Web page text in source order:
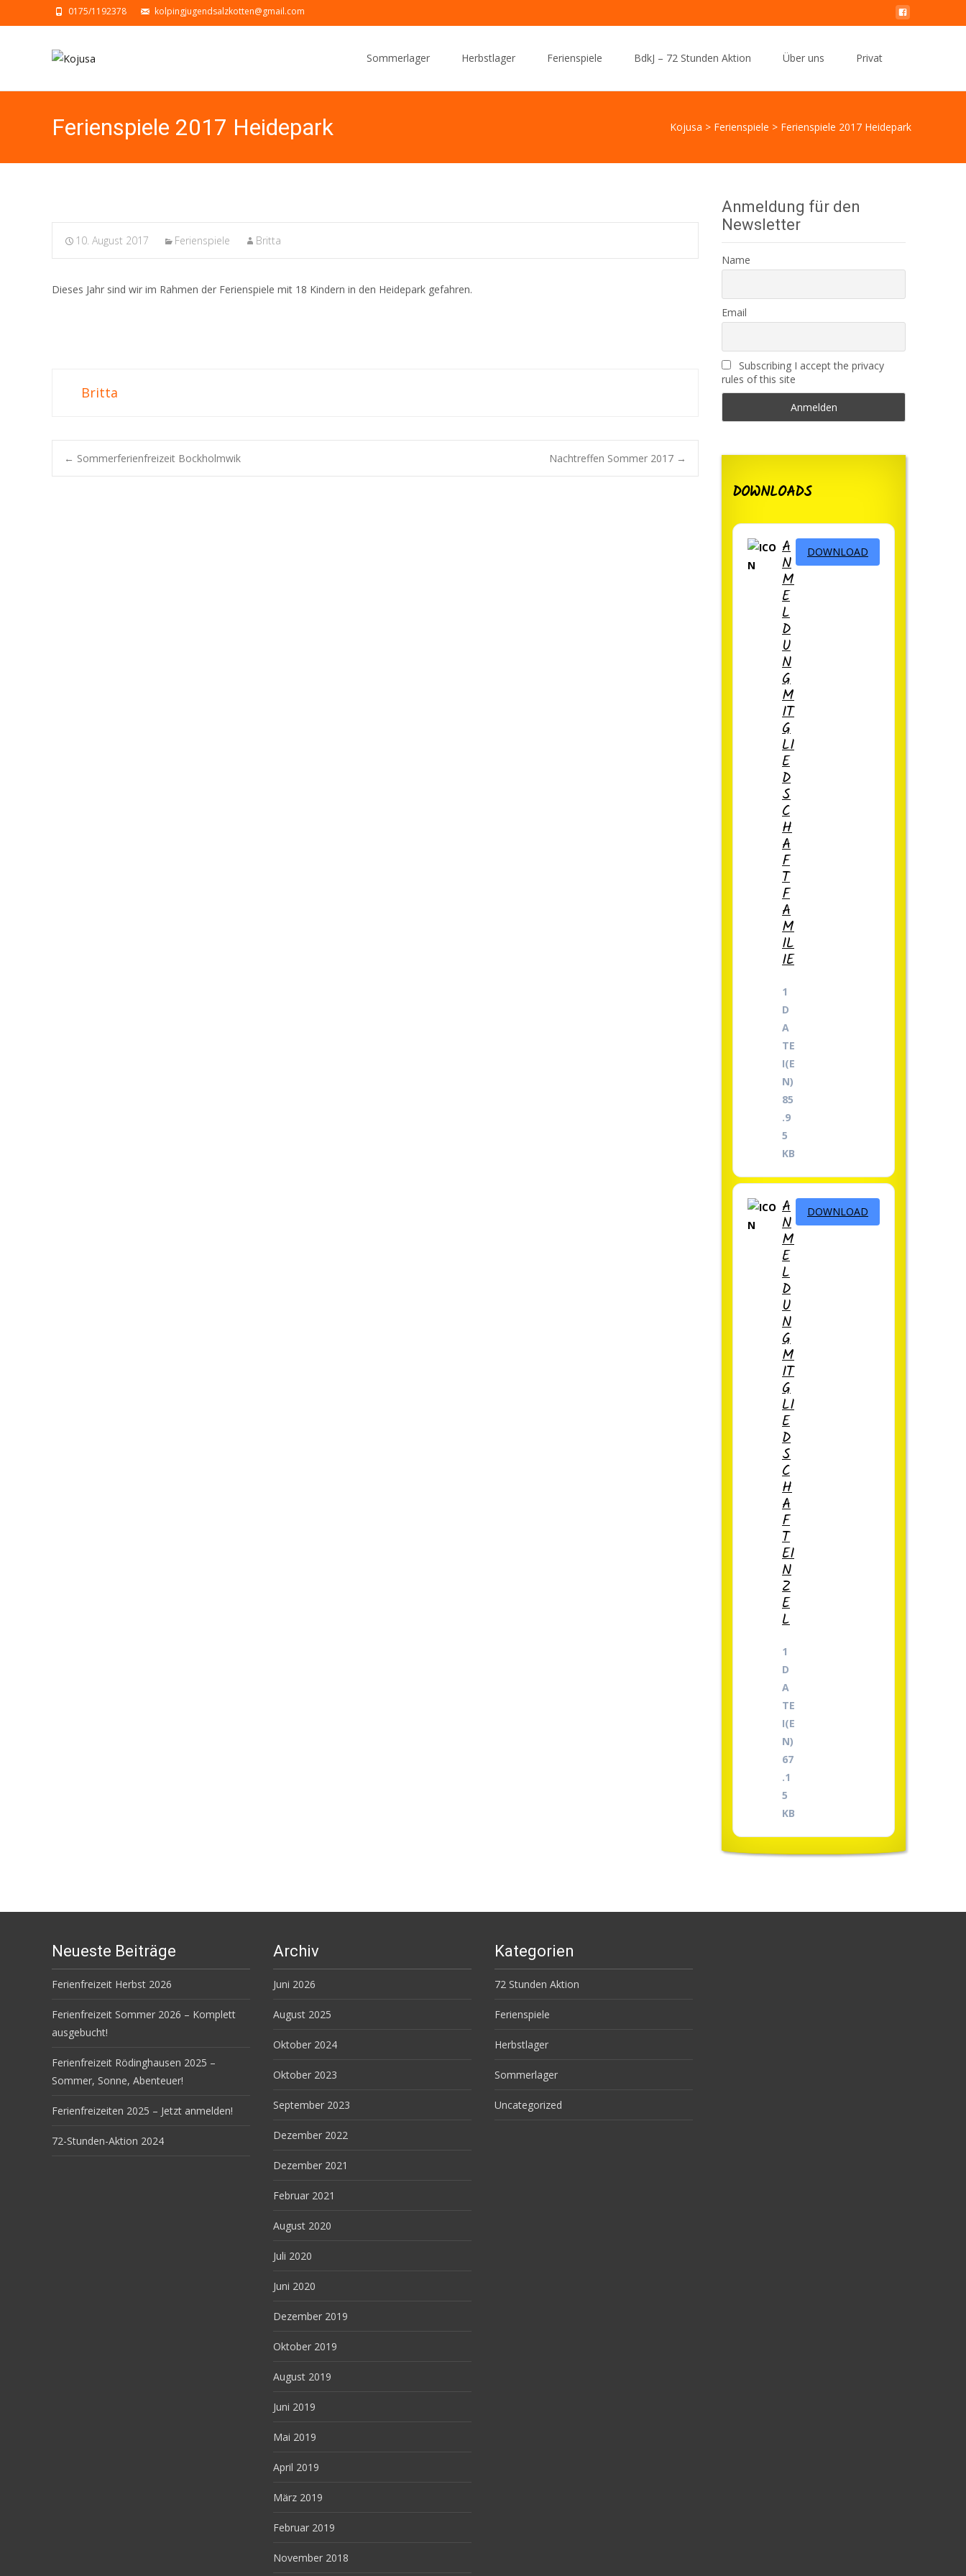
0175/1192378 kolpingjugendsalzkotten@gmail.com
Sommerlager Herbstlager Ferienspiele BdkJ – 72 Stunden Aktion Über uns Privat
Ferienspiele 2017 Heidepark Kojusa > Ferienspiele > Ferienspiele 2017 Heidepark
10. August 2017 Ferienspiele Britta
Dieses Jahr sind wir im Rahmen der Ferienspiele mit 18 Kindern in den Heidepark gefahren.
Britta
Post
← Sommerferienfreizeit Bockholmwik Nachtreffen Sommer 2017 →
Anmeldung für den
Newsletter
Name
Email
Subscribing I accept the privacy
rules of this site
DOWNLOADS
A
N
M
E
L
D
U
N
G
M
IT
G
LI
E
D
S
C
H
A
F
T
F
A
M
IL
IE
1
D
A
TE
I(E
N)
85
.9
5
KB
DOWNLOAD
A
N
M
E
L
D
U
N
G
M
IT
G
LI
E
D
S
C
H
A
F
T
EI
N
Z
E
L
1
D
A
TE
I(E
N)
67
.1
5
KB
DOWNLOAD
Neueste Beiträge
Ferienfreizeit Herbst 2026
Ferienfreizeit Sommer 2026 – Komplett
ausgebucht!
Ferienfreizeit Rödinghausen 2025 –
Sommer, Sonne, Abenteuer!
Ferienfreizeiten 2025 – Jetzt anmelden!
72-Stunden-Aktion 2024
Archiv
Juni 2026
August 2025
Oktober 2024
Oktober 2023
September 2023
Dezember 2022
Dezember 2021
Februar 2021
August 2020
Juli 2020
Juni 2020
Dezember 2019
Oktober 2019
August 2019
Juni 2019
Mai 2019
April 2019
März 2019
Februar 2019
November 2018
Kategorien
72 Stunden Aktion
Ferienspiele
Herbstlager
Sommerlager
Uncategorized